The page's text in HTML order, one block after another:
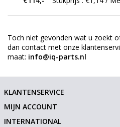
Toch niet gevonden wat u zoekt
dan contact met onze
maat: info@iq-parts.nl
KLANTENSERVICE
MIJN ACCOUNT
INTERNATIONAL